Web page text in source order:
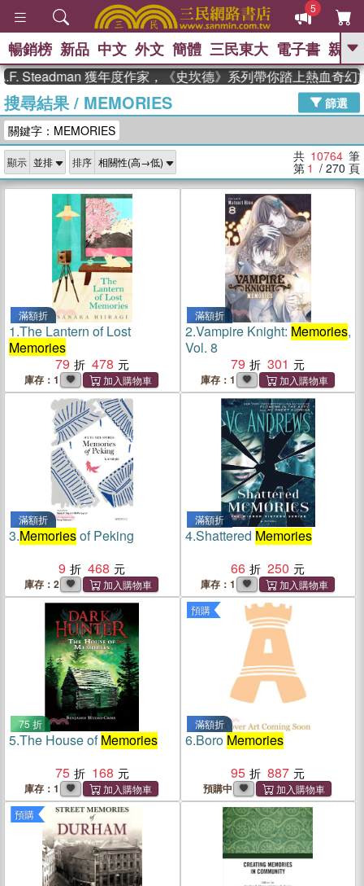
5
GO
熱搜： 高希均教授回憶錄
、 The Odyssey 、 父親節 、 如果歷
獎 臺灣漫遊錄 、 方念華 、 台灣的李
登輝時代
數學女孩：黎曼猜想 、
偉大的迷走神經
暢銷榜 新品 中文 外文 簡體 三民東大 電子書 親子
獲年度作家，《史坎德》系列帶你踏上熱血奇幻旅程
搜尋結果/ MEMORIES
篩選
關鍵字：MEMORIES
顯示 排序 共 10764 筆
第 1 / 270 頁
滿額折
1.The Lantern of Lost
Memories
79
478
庫存：1
滿額折
2.Vampire Knight: Memories,
Vol. 8
79
301
庫存：1
滿額折
3.Memoriesof Peking
9
468
庫存：2
滿額折
4.Shattered Memories
66
250
庫存：1
75 折
5.The House ofMemories
75
168
庫存：1
預購
滿額折
6.Boro Memories
95
887
預購中
預購